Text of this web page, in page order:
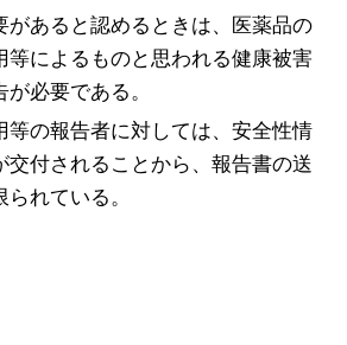
があると認めるときは、医薬品の
等によるものと思われる健康被害
必要である。
等の報告者に対しては、安全性情
交付されることから、報告書の送
れている。